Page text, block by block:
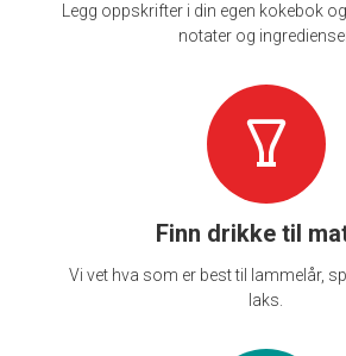
Legg oppskrifter i din egen kokebok
notater og
Finn drikke til
Vi vet hva som er best til lammelår,
laks.